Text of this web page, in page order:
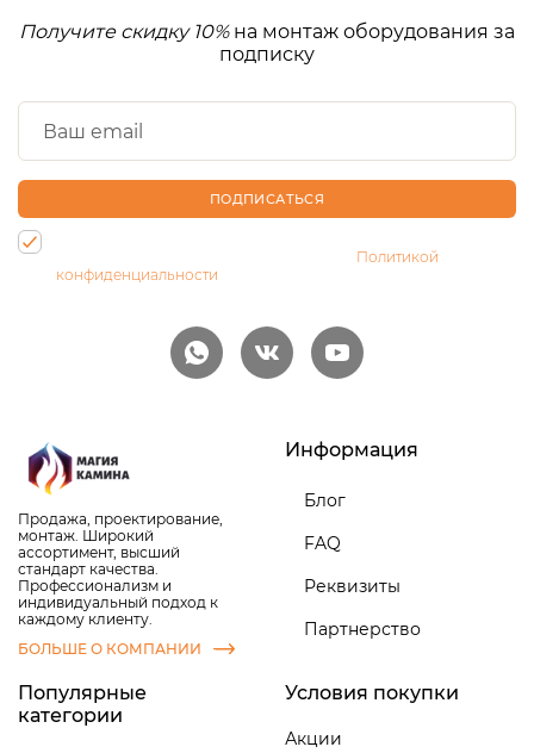
Получите скидку 10%на монтаж оборудования за
подписку
ПОДПИСАТЬСЯ
Политикой
конфиденциальности
Продажа, проектирование,
монтаж. Широкий
ассортимент, высший
стандарт качества.
Профессионализм и
индивидуальный подход к
каждому клиенту.
БОЛЬШЕ О КОМПАНИИ
Информация
Блог
FAQ
Реквизиты
Партнерство
Популярные
категории
Условия покупки
Акции